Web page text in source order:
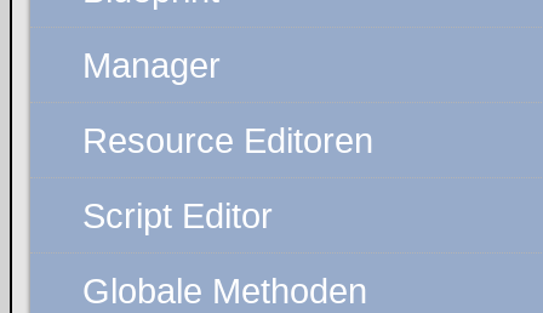
Manager
Resource Editoren
Script Editor
Globale Methoden